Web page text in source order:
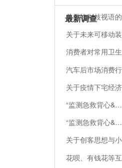
最新调查
关于性别歧视语
关于未来可移动
消费者对常用卫
汽车后市场消费
关于疫情下宅经
“监测急救背心&…
“监测急救背心&…
关于创客思想与
花呗、有钱花等